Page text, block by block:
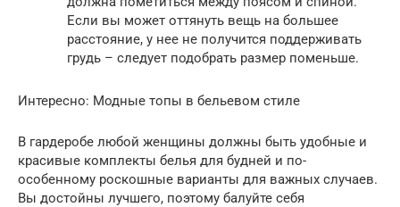
Если вы может оттянуть вещь на большее
расстояние, у нее не получится поддерживать
грудь – следует подобрать размер поменьше.
Интересно: Модные топы в бельевом стиле
В гардеробе любой женщины должны быть удобные и
красивые комплекты белья для будней и по-
особенному роскошные варианты для важных случаев.
Вы достойны лучшего, поэтому балуйте себя